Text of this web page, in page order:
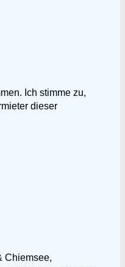
Ich stimme zu,
dieser
Chiemsee,